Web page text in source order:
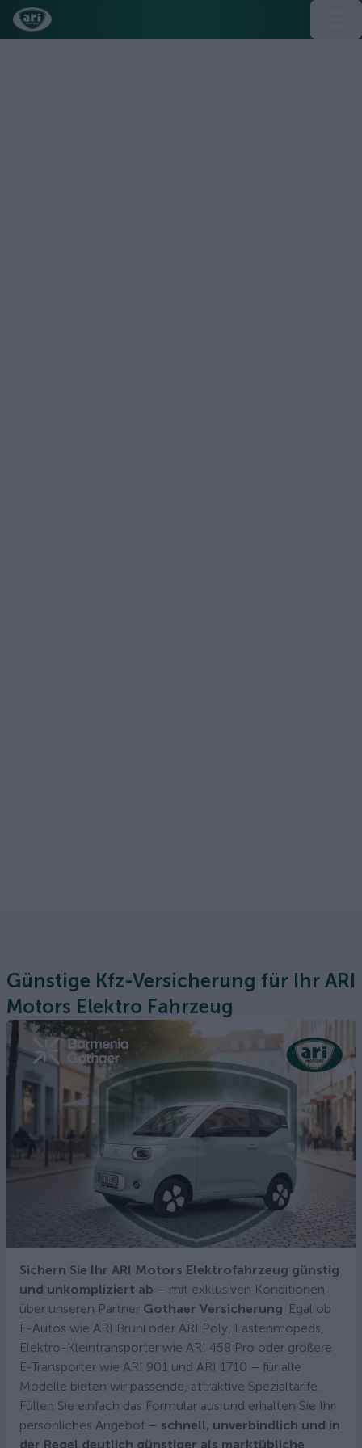
Günstige Kfz-Versicherung für Ihr ARI
Motors Elektro Fahrzeug
Sichern Sie Ihr ARI Motors Elektrofahrzeug günstig
und unkompliziert ab – mit exklusiven Konditionen
über unseren Partner Gothaer Versicherung. Egal ob
E-Autos wie ARI Bruni oder ARI Poly, Lastenmopeds,
Elektro-Kleintransporter wie ARI 458 Pro oder größere
E-Transporter wie ARI 901 und ARI 1710 – für alle
Modelle bieten wir passende, attraktive Spezialtarife.
Füllen Sie einfach das Formular aus und erhalten Sie Ihr
persönliches Angebot – schnell, unverbindlich und in
der Regel deutlich günstiger als marktübliche